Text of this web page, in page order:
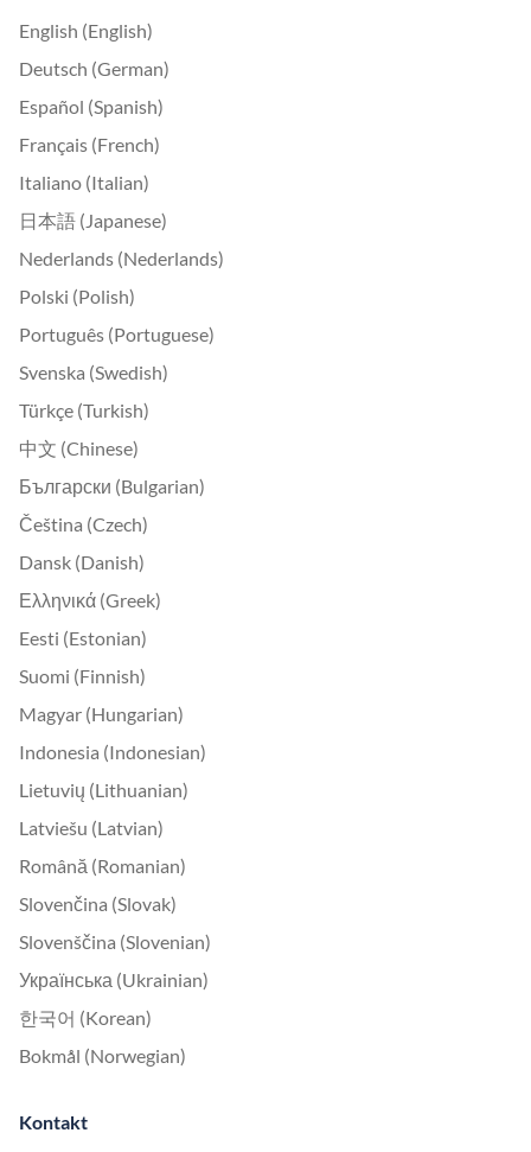
English (English)
Deutsch (German)
Español (Spanish)
Français (French)
Italiano (Italian)
日本語 (Japanese)
Nederlands (Nederlands)
Polski (Polish)
Português (Portuguese)
Svenska (Swedish)
Türkçe (Turkish)
中文 (Chinese)
Български (Bulgarian)
Čeština (Czech)
Dansk (Danish)
Ελληνικά (Greek)
Eesti (Estonian)
Suomi (Finnish)
Magyar (Hungarian)
Indonesia (Indonesian)
Lietuvių (Lithuanian)
Latviešu (Latvian)
Română (Romanian)
Slovenčina (Slovak)
Slovenščina (Slovenian)
Українська (Ukrainian)
한국어 (Korean)
Bokmål (Norwegian)
Kontakt